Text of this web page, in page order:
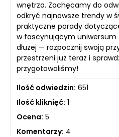
wnętrza. Zachęcamy do
odkryć najnowsze trendy w
praktyczne porady
w fascynującym uniwersum
dłużej — rozpocznij swoją
przestrzeni już teraz i
przygotowaliśmy!
Ilość odwiedzin: 651
Ilość kliknięć: 1
Ocena: 5
Komentarzy: 4